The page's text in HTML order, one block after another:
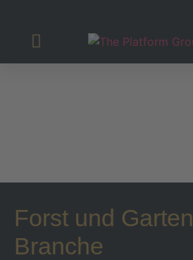
Forst und Garten
Branche